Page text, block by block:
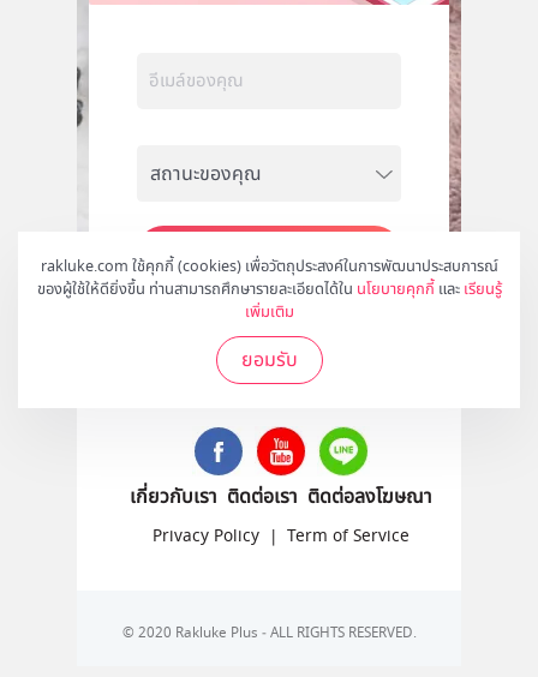
rakluke.com ใช้คุกกี้ (cookies) เพื่อวัตถุประสงค์ในการพัฒนาประสบการณ์
ของผู้ใช้ให้ดียิ่งขึ้น ท่านสามารถศึกษารายละเอียดได้ใน นโยบายคุกกี้ และ เรียนรู้
เพิ่มเติม
ยอมรับ
สมัคร
ติดตามเราได้ที่
เกี่ยวกับเรา ติดต่อเรา ติดต่อลงโฆษณา
Privacy Policy | Term of Service
© 2020 Rakluke Plus - ALL RIGHTS RESERVED.